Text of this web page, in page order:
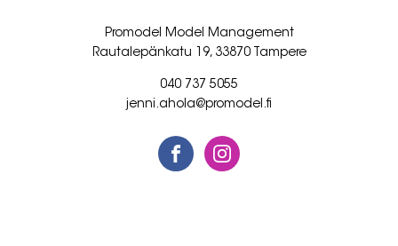
Promodel Model Management
Rautalepänkatu 19, 33870 Tampere
040 737 5055
jenni.ahola@promodel.fi